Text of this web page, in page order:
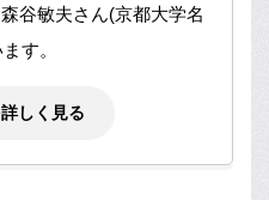
谷敏夫さん(京都大学名
す。
しく見る